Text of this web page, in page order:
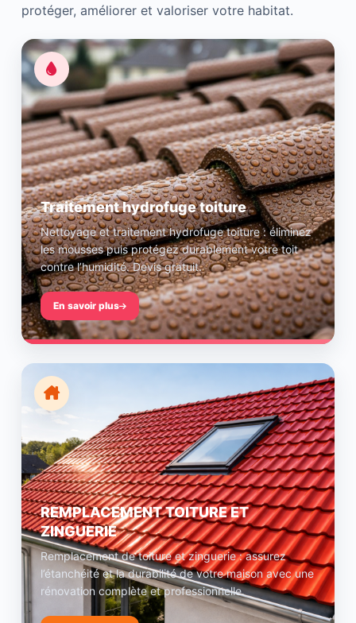
protéger, améliorer et valoriser votre habitat.
Traitement hydrofuge toiture
Nettoyage et traitement hydrofuge toiture : éliminez
les mousses puis protégez durablement votre toit
contre l’humidité. Devis gratuit.
En savoir plus
REMPLACEMENT TOITURE ET
ZINGUERIE
Remplacement de toiture et zinguerie : assurez
l’étanchéité et la durabilité de votre maison avec une
rénovation complète et professionnelle.